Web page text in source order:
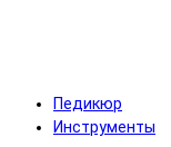
Педикюр
Инструменты